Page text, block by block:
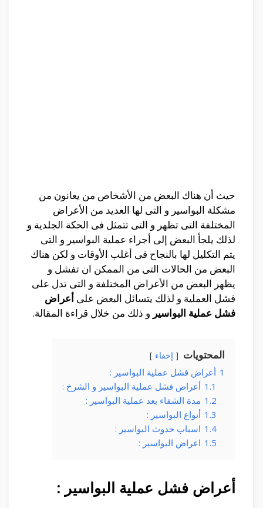
حيث أن هناك البعض من الأشخاص من يعانون من
مشكلة البواسير و التى لها العديد من الأعراض
المختلفة التى تظهر و التى تتمثل فى الحكة الجلدية و
لذلك يلجأ البعض إلى أجراء عملية البواسير و التى
يتم التكليل لها بالنجاح فى أغلب الأوقات و لكن هناك
البعض من الحالات التى من الممكن ان تفشل و
يظهر البعض من الأعراض المختلفة و التى تدل على
فشل العملية و لذلك يتسائل البعض على أعراض
فشل عملية البواسير و ذلك من خلال قراءة المقالة.
المحتويات إخفاء
1 أعراض فشل عملية البواسير :
1.1 أعراض فشل عملية البواسير و الشرخ :
1.2 مدة الشفاء بعد عملية البواسير :
1.3 أنواع البواسير :
1.4 اسباب حدوث البواسير :
1.5 اعراض البواسير :
أعراض فشل عملية البواسير :